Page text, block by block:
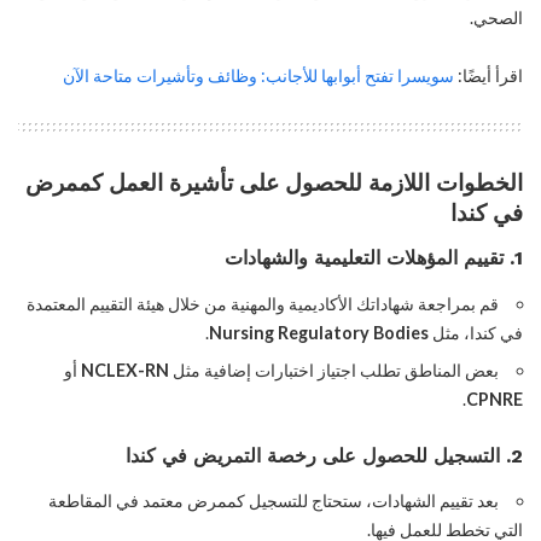
الصحي.
اقرأ أيضًا: سويسرا تفتح أبوابها للأجانب: وظائف وتأشيرات متاحة الآن
الخطوات اللازمة للحصول على تأشيرة العمل كممرض
في كندا
1. تقييم المؤهلات التعليمية والشهادات
قم بمراجعة شهاداتك الأكاديمية والمهنية من خلال هيئة التقييم المعتمدة
في كندا، مثل Nursing Regulatory Bodies
.
بعض المناطق تطلب اجتياز اختبارات إضافية مثل NCLEX-RN أو
CPNRE
.
2. التسجيل للحصول على رخصة التمريض في كندا
بعد تقييم الشهادات، ستحتاج للتسجيل كممرض معتمد في المقاطعة
التي تخطط للعمل فيها.